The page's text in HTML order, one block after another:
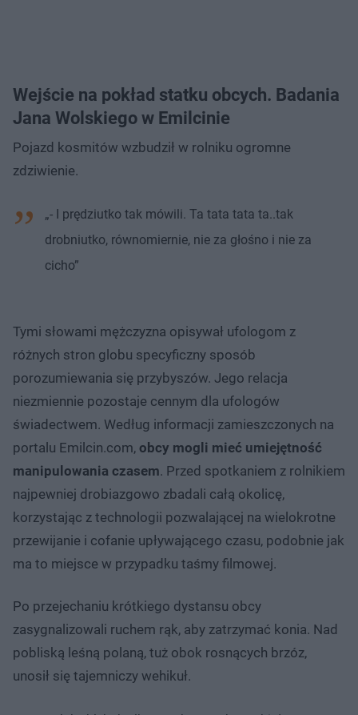
Wejście na pokład statku obcych. Badania
Jana Wolskiego w Emilcinie
Pojazd kosmitów wzbudził w rolniku ogromne
zdziwienie.
„- I prędziutko tak mówili. Ta tata tata ta..tak
drobniutko, równomiernie, nie za głośno i nie za
cicho”
Tymi słowami mężczyzna opisywał ufologom z
różnych stron globu specyficzny sposób
porozumiewania się przybyszów. Jego relacja
niezmiennie pozostaje cennym dla ufologów
świadectwem. Według informacji zamieszczonych na
portalu Emilcin.com, obcy mogli mieć umiejętność
manipulowania czasem. Przed spotkaniem z rolnikiem
najpewniej drobiazgowo zbadali całą okolicę,
korzystając z technologii pozwalającej na wielokrotne
przewijanie i cofanie upływającego czasu, podobnie jak
ma to miejsce w przypadku taśmy filmowej.
Po przejechaniu krótkiego dystansu obcy
zasygnalizowali ruchem rąk, aby zatrzymać konia. Nad
pobliską leśną polaną, tuż obok rosnących brzóz,
unosił się tajemniczy wehikuł.